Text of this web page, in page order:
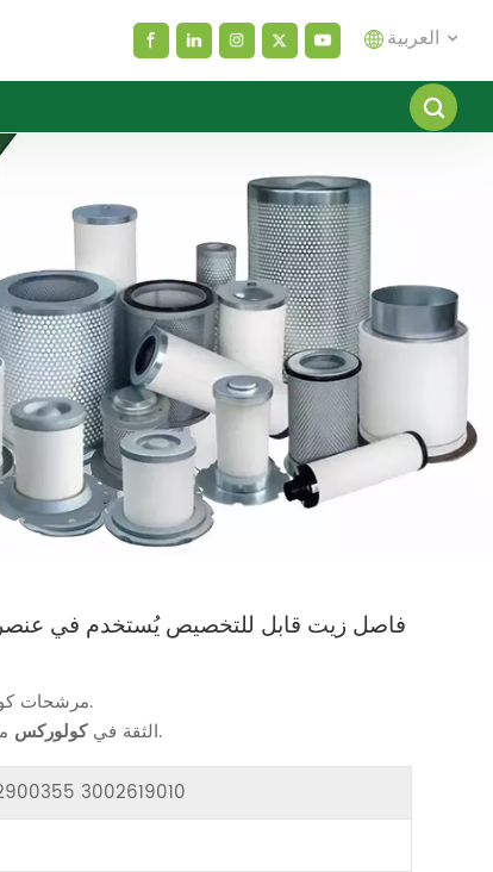
العربية
español
العربية
русский
Melayu
1092900355 3002619010 فاصل زيت قابل للتخصيص يُستخدم
مرشحاتتجهيزات ضاغط الهواء لتناسب احتياجاتك.
الثقة فيكولوركس منتجات موثوقة للحفاظ على ضاغط الهواء الخاص بك يعمل بسلاسة.
3002619010